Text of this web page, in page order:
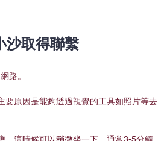
沙取得聯繫
路。
要原因是能夠透過視覺的工具如照片等去
，這時候可以稍微坐一下，通常3-5分鐘